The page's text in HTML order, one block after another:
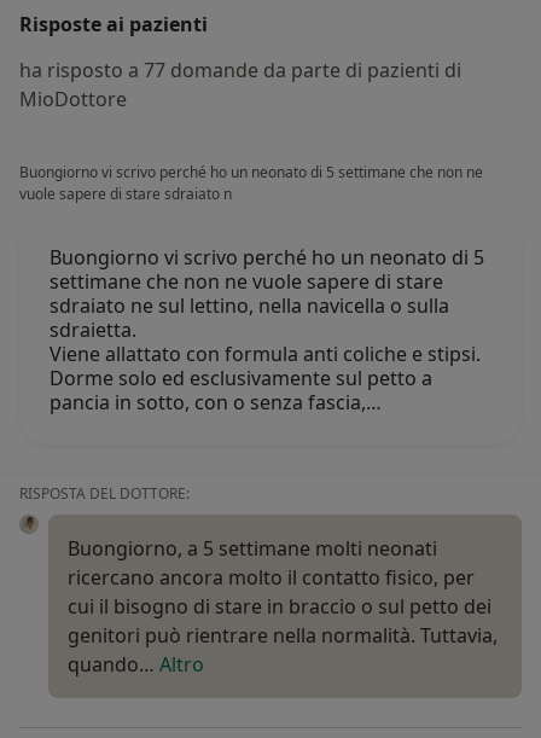
Risposte ai pazienti
ha risposto a 77 domande da parte di pazienti di
MioDottore
Buongiorno vi scrivo perché ho un neonato di 5 settimane che non ne
vuole sapere di stare sdraiato n
Buongiorno vi scrivo perché ho un neonato di 5
settimane che non ne vuole sapere di stare
sdraiato ne sul lettino, nella navicella o sulla
sdraietta.
Viene allattato con formula anti coliche e stipsi.
Dorme solo ed esclusivamente sul petto a
pancia in sotto, con o senza fascia,…
RISPOSTA DEL DOTTORE:
Buongiorno, a 5 settimane molti neonati
ricercano ancora molto il contatto fisico, per
cui il bisogno di stare in braccio o sul petto dei
genitori può rientrare nella normalità. Tuttavia,
quando… Altro